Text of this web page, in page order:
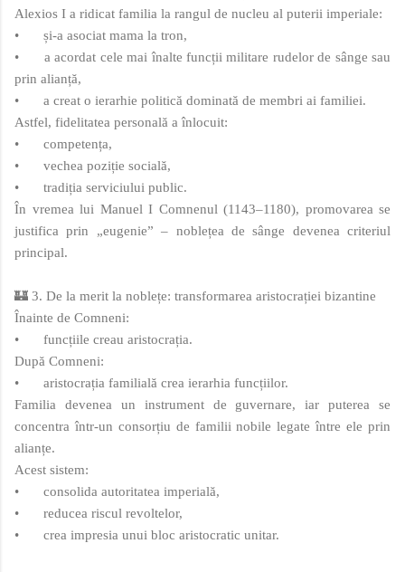
Alexios I a ridicat familia la rangul de nucleu al puterii imperiale:
•
și‑a asociat mama la tron,
•
a acordat cele mai înalte funcții militare rudelor de sânge sau
prin alianță,
•
a creat o ierarhie politică dominată de membri ai familiei.
Astfel, fidelitatea personală a înlocuit:
•
competența,
•
vechea poziție socială,
•
tradiția serviciului public.
În vremea lui Manuel I Comnenul (1143–1180), promovarea se
justifica prin „eugenie” – noblețea de sânge devenea criteriul
principal.
🏰 3. De la merit la noblețe: transformarea aristocrației bizantine
Înainte de Comneni:
•
funcțiile creau aristocrația.
După Comneni:
•
aristocrația familială crea ierarhia funcțiilor.
Familia devenea un instrument de guvernare, iar puterea se
concentra într‑un consorțiu de familii nobile legate între ele prin
alianțe.
Acest sistem:
•
consolida autoritatea imperială,
•
reducea riscul revoltelor,
•
crea impresia unui bloc aristocratic unitar.